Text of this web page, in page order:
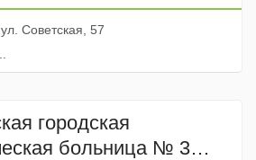
Советская, 57
городская
больница № 3